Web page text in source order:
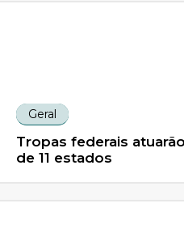
Geral
Tropas federais
de 11 estados